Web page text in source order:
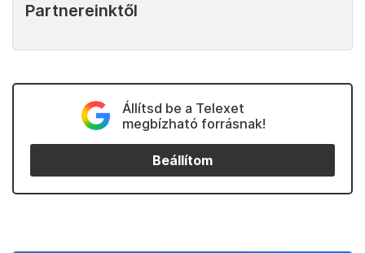
Partnereinktől
Állítsd be a Telexet
megbízható forrásnak!
Beállítom